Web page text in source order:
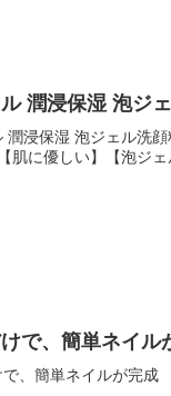
潤浸保湿 泡ジ
潤浸保湿 泡ジェル洗
肌に優しい】【泡ジェ
で、簡単ネイル
で、簡単ネイルが完成